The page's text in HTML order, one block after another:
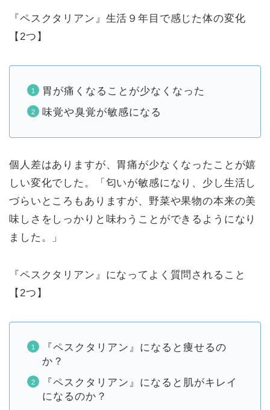
『ペスクタリアン』生活９年目で感じた体の変化
【2つ】
胃が痛くなることが少なくなった
味覚や臭覚が敏感になる
個人差はありますが、胃痛が少なくなったことが嬉
しい変化でした。「匂いが敏感になり、少し生活し
づらいところもありますが、野菜や果物の本来の美
味しさをしっかりと味わうことができるようになり
ました。」
『ペスクタリアン』になってよく質問されること
【2つ】
『ペスクタリアン』になると痩せるの
か？
『ペスクタリアン』になると肌がキレイ
になるのか？